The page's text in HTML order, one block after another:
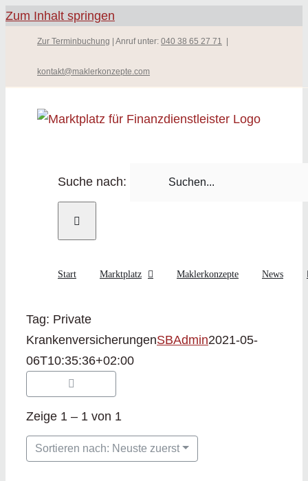
Zum Inhalt springen
Zur Terminbuchung | Anruf unter: 040 38 65 27 71
kontakt@maklerkonzepte.com
Suche nach:
Start Marktplatz Maklerkonzepte News
Tag: Private
KrankenversicherungenSBAdmin2021-05-
06T10:35:36+02:00
Zeige 1 – 1 von 1
Sortieren nach: Neuste zuerst